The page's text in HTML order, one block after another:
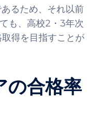
るため、それ以前
も、高校2・3年次
得を目指すことが
の合格率